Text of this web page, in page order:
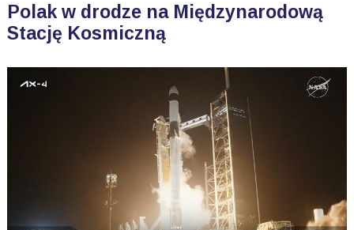
Polak w drodze na Międzynarodową
Stację Kosmiczną